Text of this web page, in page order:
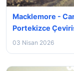
Macklemore -
Portekizce
03 Nisan 2026